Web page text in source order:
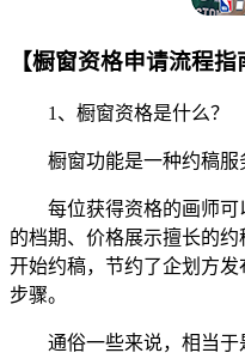
【橱窗资格申请流程指
1、橱窗资格是什么？
橱窗功能是一种约稿服
每位获得资格的画师可
的档期、价格展示擅长的
开始约稿，节约了企划方
步骤。
通俗一些来说，相当于